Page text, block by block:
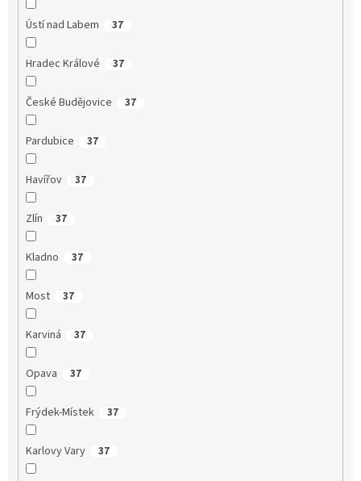
Ústí nad Labem 37
Hradec Králové 37
České Budějovice 37
Pardubice 37
Havířov 37
Zlín 37
Kladno 37
Most 37
Karviná 37
Opava 37
Frýdek-Místek 37
Karlovy Vary 37